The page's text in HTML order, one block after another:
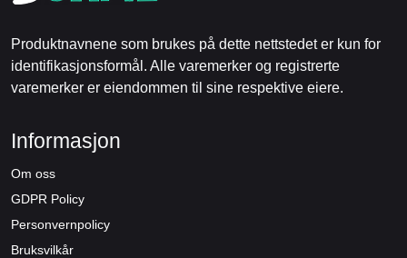
Produktnavnene som brukes på dette nettstedet er kun for
identifikasjonsformål. Alle varemerker og registrerte
varemerker er eiendommen til sine respektive eiere.
Informasjon
Om oss
GDPR Policy
Personvernpolicy
Bruksvilkår